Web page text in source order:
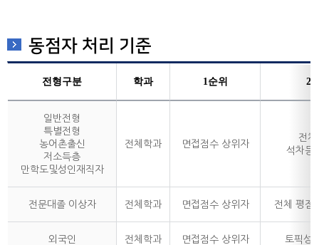
동점자 처리 기준
전형구분 학과 1순위 2
일반전형
특별전형
농어촌출신
저소득층
만학도및성인재직자
전체학과 면접점수 상위자
전
석차등
전문대졸 이상자 전체학과 면접점수 상위자 전체 평점
외국인 전체학과 면접점수 상위자 토픽성